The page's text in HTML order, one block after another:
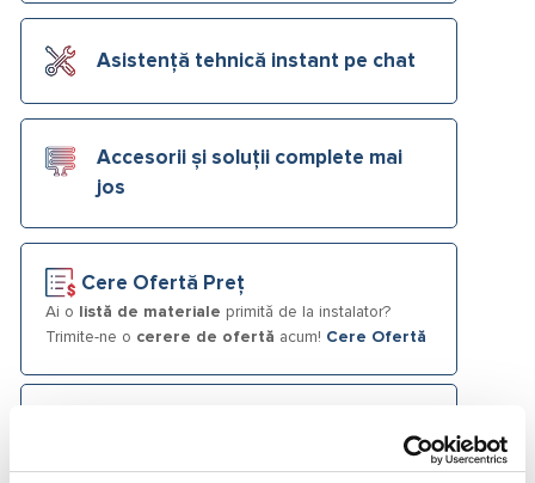
Asistență tehnică instant pe chat
Accesorii și soluții complete mai
jos
Cere Ofertă Preț
Ai o listă de materiale primită de la instalator?
Trimite-ne o cerere de ofertă acum! Cere Ofertă
De la398.85lei/lună în lunare de la